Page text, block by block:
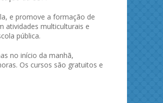
e promove a formação de
atividades multiculturais e
pública.
no início da manhã,
Os cursos são gratuitos e